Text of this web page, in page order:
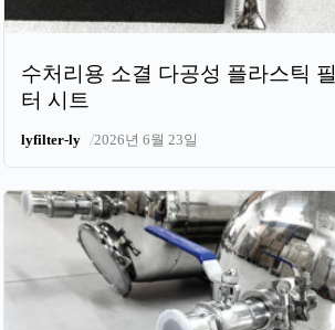
수처리용 소결 다공성 플라스틱 필
터 시트
lyfilter-ly /2026년 6월 23일